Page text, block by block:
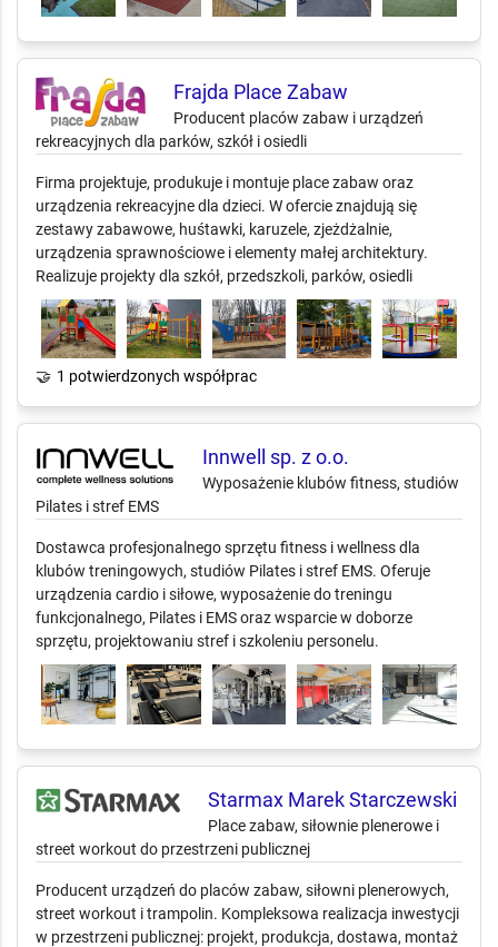
Frajda Place Zabaw
Producent placów zabaw i urządzeń
rekreacyjnych dla parków, szkół i osiedli
Firma projektuje, produkuje i montuje place zabaw oraz
urządzenia rekreacyjne dla dzieci. W ofercie znajdują się
zestawy zabawowe, huśtawki, karuzele, zjeżdżalnie,
urządzenia sprawnościowe i elementy małej architektury.
Realizuje projekty dla szkół, przedszkoli, parków, osiedli
🤝 1 potwierdzonych współprac
Innwell sp. z o.o.
Wyposażenie klubów fitness, studiów
Pilates i stref EMS
Dostawca profesjonalnego sprzętu fitness i wellness dla
klubów treningowych, studiów Pilates i stref EMS. Oferuje
urządzenia cardio i siłowe, wyposażenie do treningu
funkcjonalnego, Pilates i EMS oraz wsparcie w doborze
sprzętu, projektowaniu stref i szkoleniu personelu.
Starmax Marek Starczewski
Place zabaw, siłownie plenerowe i
street workout do przestrzeni publicznej
Producent urządzeń do placów zabaw, siłowni plenerowych,
street workout i trampolin. Kompleksowa realizacja inwestycji
w przestrzeni publicznej: projekt, produkcja, dostawa, montaż